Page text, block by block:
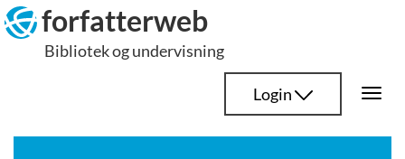
Hop
til
indhold
forfatterweb
Bibliotek og undervisning
Login